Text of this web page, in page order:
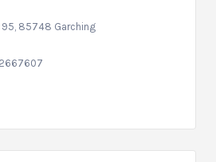
85748 Garching